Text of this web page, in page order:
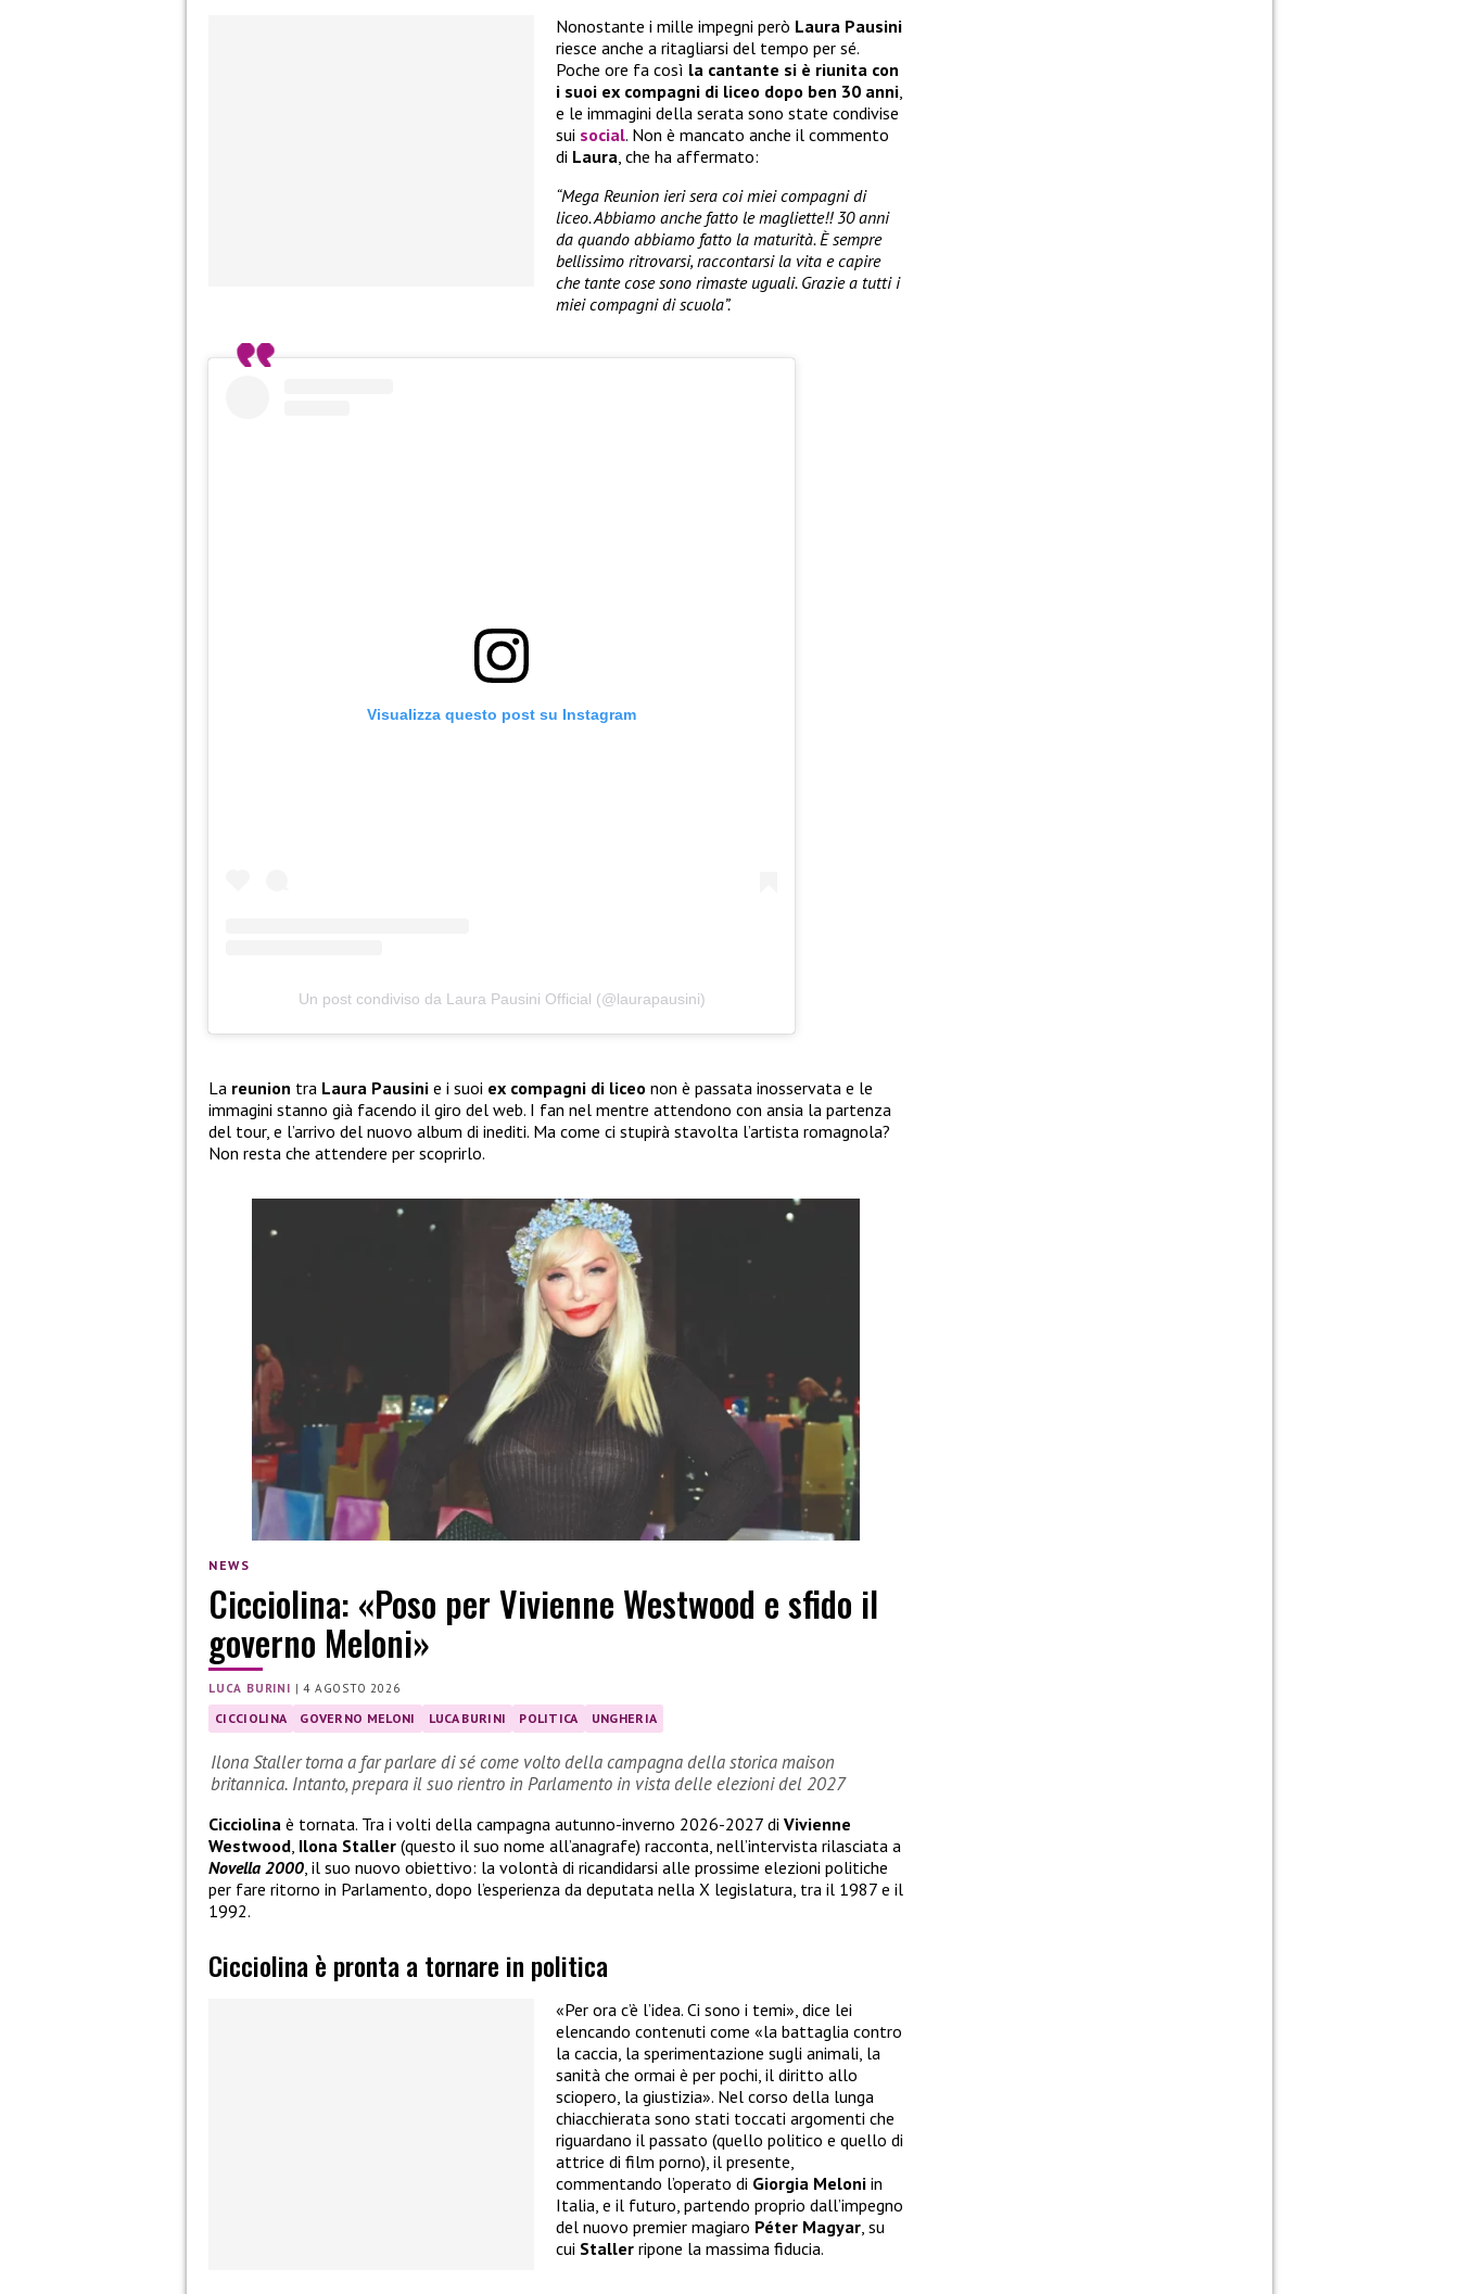
Nonostante i mille impegni però Laura Pausini
riesce anche a ritagliarsi del tempo per sé.
Poche ore fa così la cantante si è riunita con
i suoi ex compagni di liceo dopo ben 30 anni,
e le immagini della serata sono state condivise
sui social. Non è mancato anche il commento
di Laura, che ha affermato:
“Mega Reunion ieri sera coi miei compagni di
liceo. Abbiamo anche fatto le magliette!! 30 anni
da quando abbiamo fatto la maturità. È sempre
bellissimo ritrovarsi, raccontarsi la vita e capire
che tante cose sono rimaste uguali. Grazie a tutti i
miei compagni di scuola”.
Visualizza questo post su Instagram
Un post condiviso da Laura Pausini Official (@laurapausini)
La reunion tra Laura Pausini e i suoi ex compagni di liceo non è passata inosservata e le
immagini stanno già facendo il giro del web. I fan nel mentre attendono con ansia la partenza
del tour, e l’arrivo del nuovo album di inediti. Ma come ci stupirà stavolta l’artista romagnola?
Non resta che attendere per scoprirlo.
NEWS
Cicciolina: «Poso per Vivienne Westwood e sfido il
governo Meloni»
LUCA BURINI |4 AGOSTO 2026
CICCIOLINA GOVERNO MELONI LUCA BURINI POLITICA UNGHERIA
Ilona Staller torna a far parlare di sé come volto della campagna della storica maison
britannica. Intanto, prepara il suo rientro in Parlamento in vista delle elezioni del 2027
Cicciolina è tornata. Tra i volti della campagna autunno-inverno 2026-2027 di Vivienne
Westwood Ilona Staller (questo il suo nome all’anagrafe) racconta, nell’intervista rilasciata a
Novella 2000 , il suo nuovo obiettivo: la volontà di ricandidarsi alle prossime elezioni politiche
per fare ritorno in Parlamento, dopo l’esperienza da deputata nella X legislatura, tra il 1987 e il
1992.
Cicciolina è pronta a tornare in politica
«Per ora c’è l’idea. Ci sono i temi», dice lei
elencando contenuti come «la battaglia contro
la caccia, la sperimentazione sugli animali, la
sanità che ormai è per pochi, il diritto allo
sciopero, la giustizia». Nel corso della lunga
chiacchierata sono stati toccati argomenti che
riguardano il passato (quello politico e quello di
attrice di film porno), il presente,
commentando l’operato di Giorgia Meloni in
Italia, e il futuro, partendo proprio dall’impegno
del nuovo premier magiaro Péter Magyar , su
cui Staller ripone la massima fiducia.